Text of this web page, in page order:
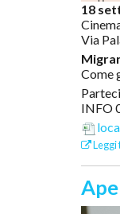
18
Via
Come
INFO
Leggi